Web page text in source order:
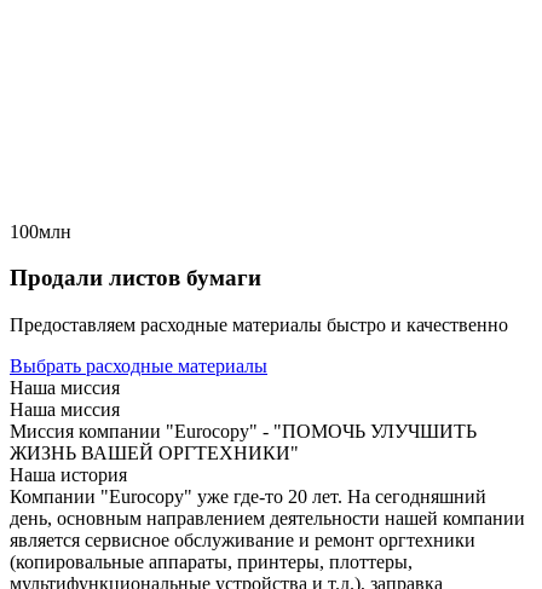
100млн
Продали листов бумаги
Предоставляем расходные материалы быстро и качественно
Выбрать расходные материалы
Наша миссия
Наша миссия
Миссия компании "Eurocopy" - "ПОМОЧЬ УЛУЧШИТЬ
ЖИЗНЬ ВАШЕЙ ОРГТЕХНИКИ"
Наша история
Компании "Eurocopy" уже где-то 20 лет. На сегодняшний
день, основным направлением деятельности нашей компании
является сервисное обслуживание и ремонт оргтехники
(копировальные аппараты, принтеры, плоттеры,
мультифункциональные устройства и т.д.), заправка